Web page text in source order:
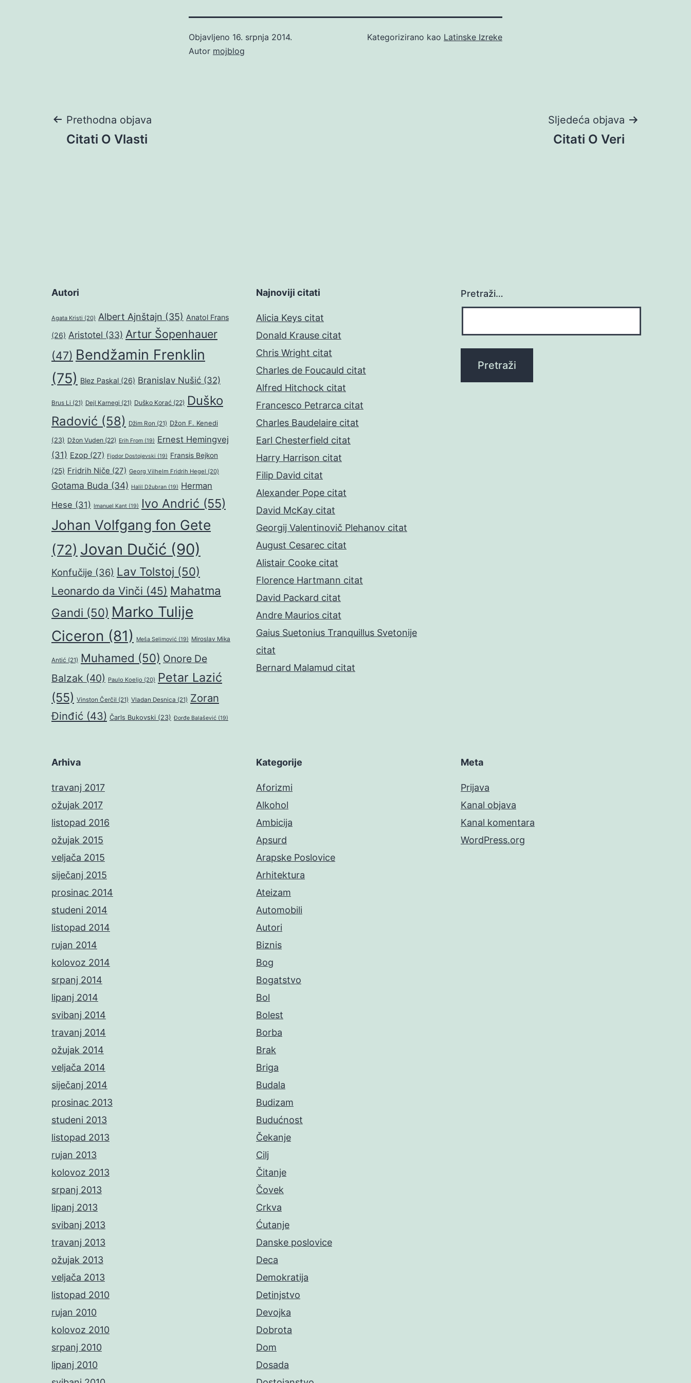
Objavljeno 16. srpnja 2014.
Autor mojblog
Kategorizirano kao Latinske Izreke
Navigacija
Prethodna objava
Citati O Vlasti
Sljedeća objava
Citati O Veri
Autori
Agata Kristi (20) Albert Ajnštajn (35) Anatol Frans
(26) Aristotel (33) Artur Šopenhauer
(47) Bendžamin Frenklin
(75) Blez Paskal (26) Branislav Nušić (32)
Brus Li (21) Dejl Karnegi (21) Duško Korać (22) Duško
Radović (58) Džim Ron (21) Džon F. Kenedi
(23) Džon Vuden (22) Erih From (19) Ernest Hemingvej
(31) Ezop (27) Fjodor Dostojevski (19) Fransis Bejkon
(25) Fridrih Niče (27) Georg Vilhelm Fridrih Hegel (20)
Gotama Buda (34) Halil Džubran (19) Herman
Hese (31) Imanuel Kant (19) Ivo Andrić (55)
Johan Volfgang fon Gete
(72) Jovan Dučić (90)
Konfučije (36) Lav Tolstoj (50)
Leonardo da Vinči (45) Mahatma
Gandi (50) Marko Tulije
Ciceron (81) Meša Selimović (19) Miroslav Mika
Antić (21) Muhamed (50) Onore De
Balzak (40) Paulo Koeljo (20) Petar Lazić
(55) Vinston Čerčil (21) Vladan Desnica (21) Zoran
Đinđić (43) Čarls Bukovski (23) Đorđe Balašević (19)
Najnoviji citati
Alicia Keys citat
Donald Krause citat
Chris Wright citat
Charles de Foucauld citat
Alfred Hitchock citat
Francesco Petrarca citat
Charles Baudelaire citat
Earl Chesterfield citat
Harry Harrison citat
Filip David citat
Alexander Pope citat
David McKay citat
Georgij Valentinovič Plehanov citat
August Cesarec citat
Alistair Cooke citat
Florence Hartmann citat
David Packard citat
Andre Maurios citat
Gaius Suetonius Tranquillus Svetonije
citat
Bernard Malamud citat
Pretraži…
Arhiva
travanj 2017
ožujak 2017
listopad 2016
ožujak 2015
veljača 2015
siječanj 2015
prosinac 2014
studeni 2014
listopad 2014
rujan 2014
kolovoz 2014
srpanj 2014
lipanj 2014
svibanj 2014
travanj 2014
ožujak 2014
veljača 2014
siječanj 2014
prosinac 2013
studeni 2013
listopad 2013
rujan 2013
kolovoz 2013
srpanj 2013
lipanj 2013
svibanj 2013
travanj 2013
ožujak 2013
veljača 2013
listopad 2010
rujan 2010
kolovoz 2010
srpanj 2010
lipanj 2010
Kategorije
Aforizmi
Alkohol
Ambicija
Apsurd
Arapske Poslovice
Arhitektura
Ateizam
Automobili
Autori
Biznis
Bog
Bogatstvo
Bol
Bolest
Borba
Brak
Briga
Budala
Budizam
Budućnost
Čekanje
Cilj
Čitanje
Čovek
Crkva
Ćutanje
Danske poslovice
Deca
Demokratija
Detinjstvo
Devojka
Dobrota
Dom
Dosada
Meta
Prijava
Kanal objava
Kanal komentara
WordPress.org